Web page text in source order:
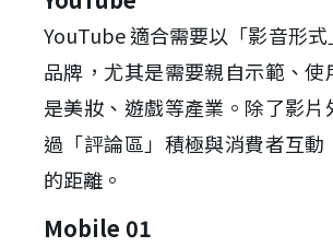
YouTube 適合需要以「影音形
品牌，尤其是需要親自示範、使
是美妝、遊戲等產業。除了影片
過「評論區」積極與消費者互動
的距離。
Mobile 01